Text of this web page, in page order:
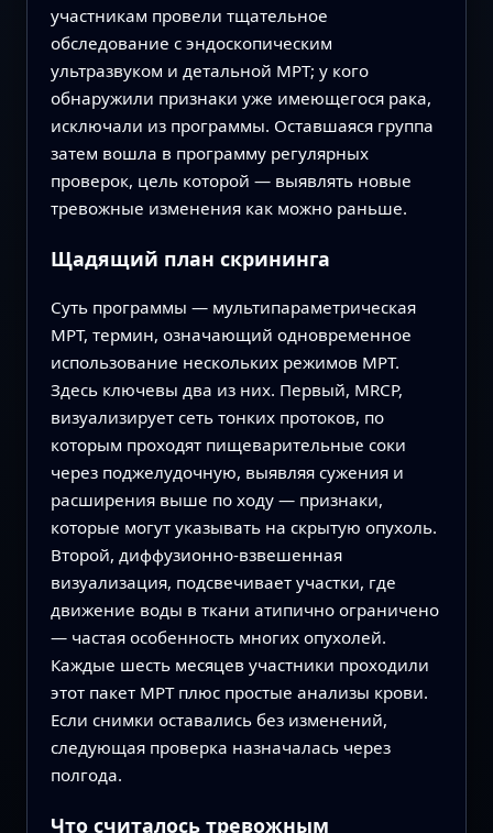
участникам провели тщательное
обследование с эндоскопическим
ультразвуком и детальной МРТ; у кого
обнаружили признаки уже имеющегося рака,
исключали из программы. Оставшаяся группа
затем вошла в программу регулярных
проверок, цель которой — выявлять новые
тревожные изменения как можно раньше.
Щадящий план скрининга
Суть программы — мультипараметрическая
МРТ, термин, означающий одновременное
использование нескольких режимов МРТ.
Здесь ключевы два из них. Первый, MRCP,
визуализирует сеть тонких протоков, по
которым проходят пищеварительные соки
через поджелудочную, выявляя сужения и
расширения выше по ходу — признаки,
которые могут указывать на скрытую опухоль.
Второй, диффузионно-взвешенная
визуализация, подсвечивает участки, где
движение воды в ткани атипично ограничено
— частая особенность многих опухолей.
Каждые шесть месяцев участники проходили
этот пакет МРТ плюс простые анализы крови.
Если снимки оставались без изменений,
следующая проверка назначалась через
полгода.
Что считалось тревожным